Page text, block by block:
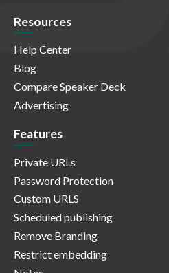
Resources
Help Center
Blog
Compare Speaker Deck
Advertising
Features
Private URLs
Password Protection
Custom URLS
Scheduled publishing
Remove Branding
Restrict embedding